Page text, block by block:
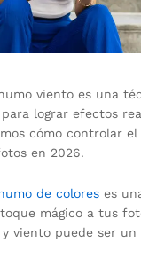
viento es una
lograr efectos
cómo controlar
en 2026.
de colores es
mágico a tus
viento puede ser un